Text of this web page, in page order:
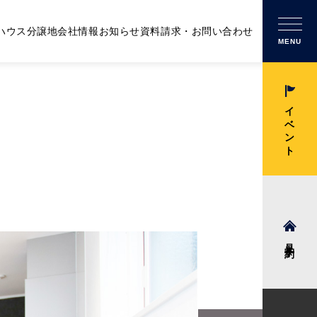
ウス分譲地会社情報お知らせ資料請求・お問い合わせ
MENU
イベント